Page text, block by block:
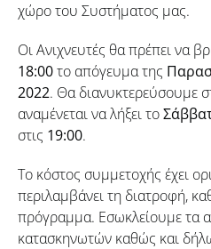
χώρο του Συστήματος μας.
Οι Ανιχνευτές θα πρέπει να
18:00το απόγευμα της
2022. Θα διανυκτερεύσουμε
αναμένεται να λήξει το
στις 19:00.
Το κόστος συμμετοχής έχει
περιλαμβάνει τη διατροφή,
πρόγραμμα. Εσωκλείουμε τα
κατασκηνωτών καθώς και